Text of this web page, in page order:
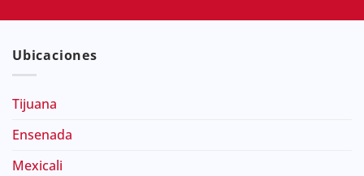
Ubicaciones
Tijuana
Ensenada
Mexicali